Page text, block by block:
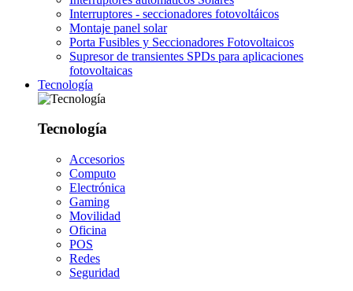
Interruptores - seccionadores fotovoltáicos
Montaje panel solar
Porta Fusibles y Seccionadores Fotovoltaicos
Supresor de transientes SPDs para aplicaciones
fotovoltaicas
Tecnología
Tecnología
Accesorios
Computo
Electrónica
Gaming
Movilidad
Oficina
POS
Redes
Seguridad